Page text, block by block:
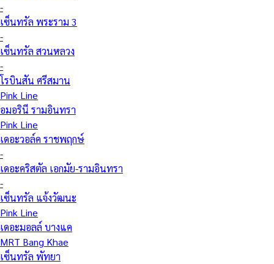
-
เซ็นทรัล พระราม 3
-
เซ็นทรัล สวนหลวง
-
โรบินสัน ศรีสมาน
Pink Line
อมอรินี รามอินทรา
Pink Line
เดอะวอล์ค ราชพฤกษ์
-
เดอะคริสตัล เอกมัย-รามอินทรา
-
เซ็นทรัล แจ้งวัฒนะ
Pink Line
เดอะมอลล์ บางแค
MRT Bang Khae
เซ็นทรัล พัทยา